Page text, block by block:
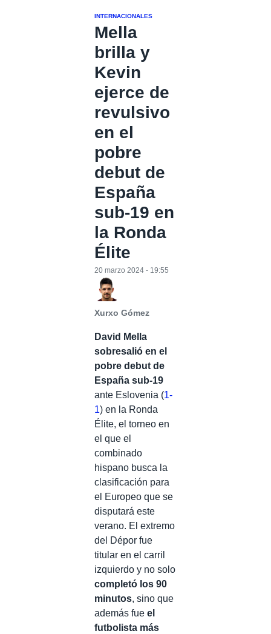
INTERNACIONALES
Mella
brilla y
Kevin
ejerce de
revulsivo
en el
pobre
debut de
España
sub-19 en
la Ronda
Élite
Xurxo Gómez
20 marzo 2024 - 19:55
David Mella
sobresalió en el
pobre debut de
España sub-19
ante Eslovenia (1-
1) en la Ronda
Élite, el torneo en
el que el
combinado
hispano busca la
clasificación para
el Europeo que se
disputará este
verano. El extremo
del Dépor fue
titular en el carril
izquierdo y no solo
completó los 90
minutos, sino que
además fue el
futbolista más